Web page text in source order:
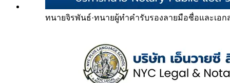
ทนายจิรพันธ์·ทนายผู้ทำคำรับรองลายมือชื่อและเอก